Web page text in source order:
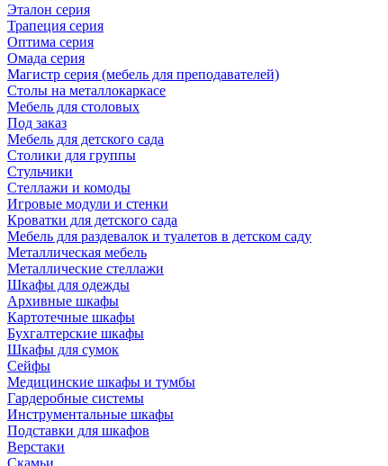
Эталон серия
Трапеция серия
Оптима серия
Омада серия
Магистр серия (мебель для преподавателей)
Столы на металлокаркасе
Мебель для столовых
Под заказ
Мебель для детского сада
Столики для группы
Стульчики
Стеллажи и комоды
Игровые модули и стенки
Кроватки для детского сада
Мебель для раздевалок и туалетов в детском саду
Металлическая мебель
Металлические стеллажи
Шкафы для одежды
Архивные шкафы
Картотечные шкафы
Бухгалтерские шкафы
Шкафы для сумок
Сейфы
Медицинские шкафы и тумбы
Гардеробные системы
Инструментальные шкафы
Подставки для шкафов
Верстаки
Скамьи